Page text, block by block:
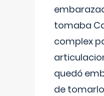
tomaba
complex
quedó
de